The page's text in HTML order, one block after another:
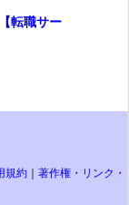
転職サー
規約
著作権・リンク・